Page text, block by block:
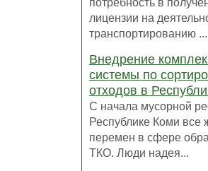
лицензии на
транспортированию ...
Внедрение
системы по
отходов в
С начала мусорной
Республике Коми все
перемен в сфере
ТКО. Люди надея...